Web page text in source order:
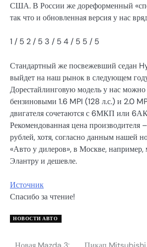
США. В России же дореформенный
так что и обновленная версия у нас
1 / 5 2/ 5 3 / 5 4/ 5 5 / 5
Стандартный же посвежевший седан
выйдет на наш рынок в следующем
Дорестайлинговую модель у нас можно
бензиновыми 1.6 MPI (128 л.с.) и 2.0
двигателя сочетаются с 6МКП или
Рекомендованная цена
рублей, хотя, согласно данным нашей
«Авто у дилеров», в Москве,
Элантру и дешевле.
Источник
Спасибо за чтение!
НОВОСТИ АВТО